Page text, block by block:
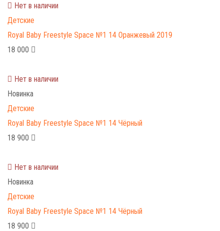
Нет в наличии
Детские
Royal Baby Freestyle Space №1 14 Оранжевый 2019
18 000
Нет в наличии
Новинка
Детские
Royal Baby Freestyle Space №1 14 Чёрный
18 900
Нет в наличии
Новинка
Детские
Royal Baby Freestyle Space №1 14 Чёрный
18 900